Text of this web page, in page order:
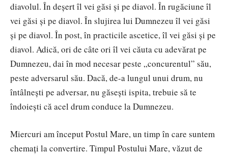
diavolul. În deşert îl vei găsi şi pe diavol. În rugăciune îl
vei găsi şi pe diavol. În slujirea lui Dumnezeu îl vei găsi
şi pe diavol. În post, în practicile ascetice, îl vei găsi şi pe
diavol. Adică, ori de câte ori îl vei căuta cu adevărat pe
Dumnezeu, dai în mod necesar peste „concurentul” său,
peste adversarul său. Dacă, de-a lungul unui drum, nu
întâlneşti pe adversar, nu găseşti ispita, trebuie să te
îndoieşti că acel drum conduce la Dumnezeu.
Miercuri am început Postul Mare, un timp în care suntem
chemați la convertire. Timpul Postului Mare, văzut de